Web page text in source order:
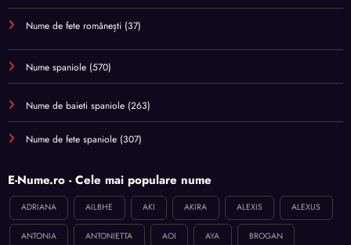
Nume de fete românești (37)
Nume spaniole (570)
Nume de baieti spaniole (263)
Nume de fete spaniole (307)
E-Nume.ro - Cele mai populare nume
ADRIANA AILBHE AKI AKIRA ALEXIS ALEXUS
ANTONIA ANTONIETTA AOI AYA BROGAN